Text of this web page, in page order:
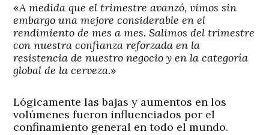
«A medida que el trimestre avanzó, vimos sin
embargo una mejore considerable en el
rendimiento de mes a mes. Salimos del trimestre
con nuestra confianza reforzada en la
resistencia de nuestro negocio y en la categoría
global de la cerveza.»
Lógicamente las bajas y aumentos en los
volúmenes fueron influenciados por el
confinamiento general en todo el mundo.